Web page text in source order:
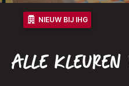
NIEUW BIJ IHG
ALLE